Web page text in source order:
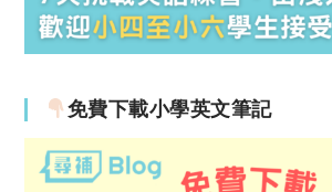
免費下載小學英文筆記